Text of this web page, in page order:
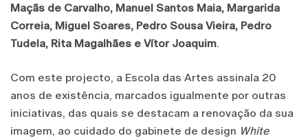
Maçãs de Carvalho, Manuel Santos Maia, Margarida
Correia, Miguel Soares, Pedro Sousa Vieira, Pedro
Tudela, Rita Magalhães e Vítor Joaquim.
Com este projecto, a Escola das Artes assinala 20
anos de existência, marcados igualmente por outras
iniciativas, das quais se destacam a renovação da sua
imagem, ao cuidado do gabinete de design White